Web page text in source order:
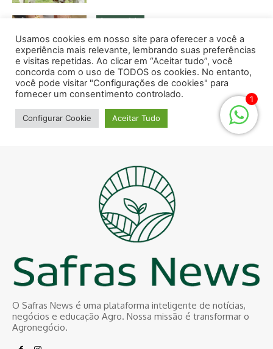
O Safras News é uma plataforma inteligente de notícias,
negócios e educação Agro. Nossa missão é transformar o
Agronegócio.